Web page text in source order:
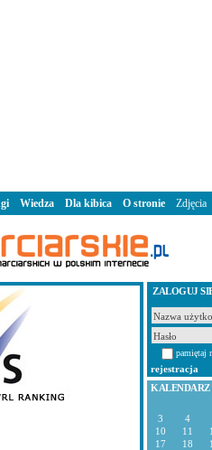
ZALOGUJ
pamiętaj
rejestracja
KALENDARZ
3
4
10
11
17
18
Wiedza Dla kibica O stronie Zdjęcia